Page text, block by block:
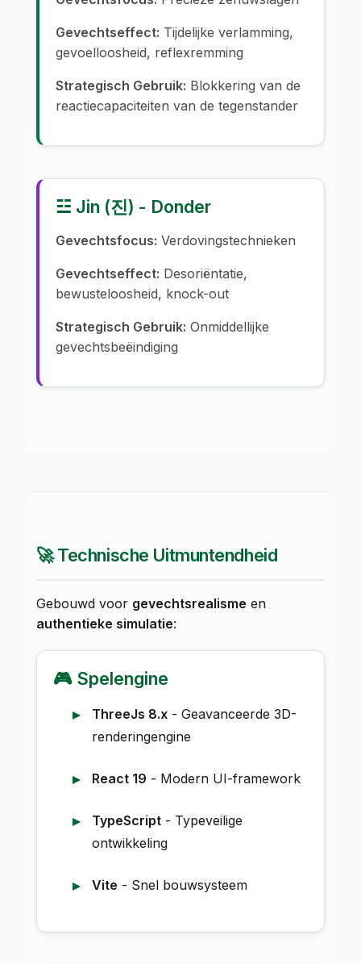
Gevechtseffect: Tijdelijke verlamming,
gevoelloosheid, reflexremming
Strategisch Gebruik: Blokkering van de
reactiecapaciteiten van de tegenstander
☳ Jin (진) - Donder
Gevechtsfocus: Verdovingstechnieken
Gevechtseffect: Desoriëntatie,
bewusteloosheid, knock-out
Strategisch Gebruik: Onmiddellijke
gevechtsbeëindiging
🚀 Technische Uitmuntendheid
Gebouwd voor gevechtsrealisme en
authentieke simulatie:
🎮 Spelengine
ThreeJs 8.x - Geavanceerde 3D-
renderingengine
React 19 - Modern UI-framework
TypeScript - Typeveilige
ontwikkeling
Vite - Snel bouwsysteem